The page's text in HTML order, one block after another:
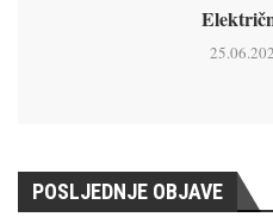
POSLJEDNJE OBJAVE